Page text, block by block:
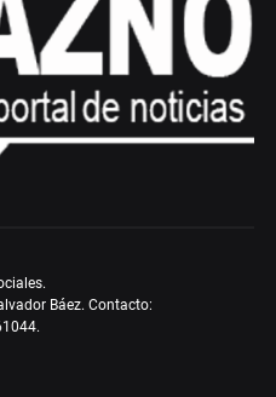
Báez. Contacto: